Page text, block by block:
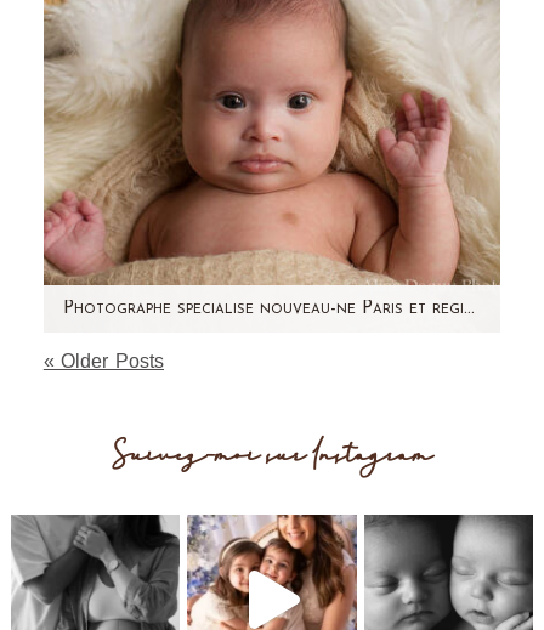
Photographe specialise nouveau-ne Paris et region parisienne – Lena
Cet article est spécial. Pour un bébé spécial.
« Older Posts
Suivez-moi sur Instagram